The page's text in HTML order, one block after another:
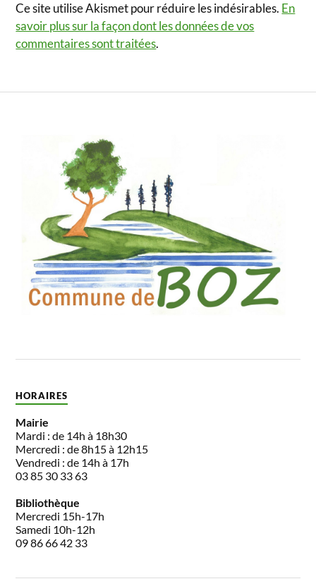
Ce site utilise Akismet pour réduire les indésirables. En
savoir plus sur la façon dont les données de vos
commentaires sont traitées.
HORAIRES
Mairie
Mardi : de 14h à 18h30
Mercredi : de 8h15 à 12h15
Vendredi : de 14h à 17h
03 85 30 33 63
Bibliothèque
Mercredi 15h-17h
Samedi 10h-12h
09 86 66 42 33